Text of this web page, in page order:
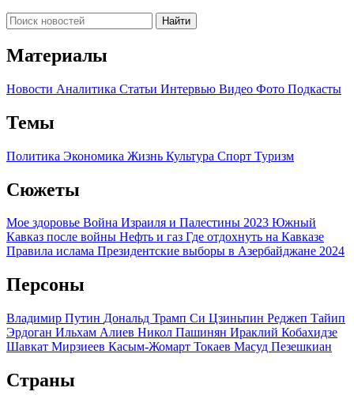
Найти
Материалы
Новости Аналитика Статьи Интервью Видео Фото Подкасты
Темы
Политика Экономика Жизнь Культура Спорт Туризм
Сюжеты
Мое здоровье Война Израиля и Палестины 2023 Южный
Кавказ после войны Нефть и газ Где отдохнуть на Кавказе
Правила ислама Президентские выборы в Азербайджане 2024
Персоны
Владимир Путин Дональд Трамп Си Цзиньпин Реджеп Тайип
Эрдоган Ильхам Алиев Никол Пашинян Ираклий Кобахидзе
Шавкат Мирзиеев Касым-Жомарт Токаев Масуд Пезешкиан
Страны